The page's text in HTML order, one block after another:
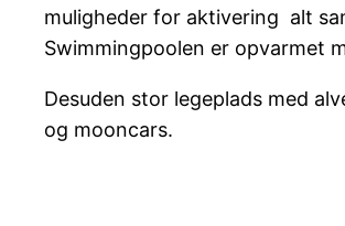
muligheder for aktivering  alt
Swimmingpoolen er opvarmet
Desuden stor legeplads med
og mooncars.